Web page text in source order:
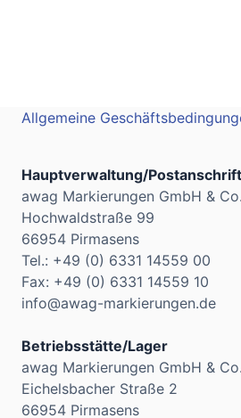
Allgemeine
Hauptverwaltung/Postanschrift
awag Markierungen GmbH &
Hochwaldstraße 99
66954 Pirmasens
Tel.: +49 (0) 6331 14559 00
Fax: +49 (0) 6331 14559 10
info@awag-markierungen.de
Betriebsstätte/Lager
awag Markierungen GmbH &
Eichelsbacher Straße 2
66954 Pirmasens